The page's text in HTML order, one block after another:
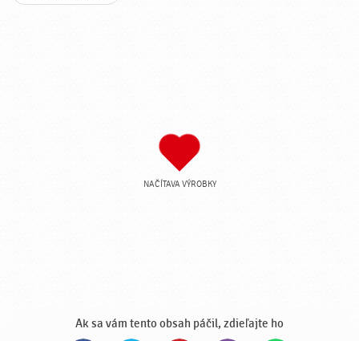
NAČÍTAVA VÝROBKY
Ak sa vám tento obsah páčil, zdieľajte ho